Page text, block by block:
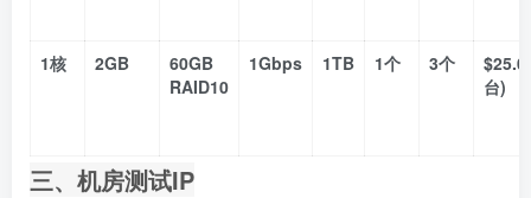
1核 2GB
60GB
RAID10
1Gbps 1TB 1个 3个
台)
三、机房测试IP